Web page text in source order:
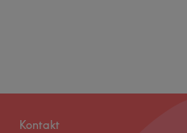
Kontakt